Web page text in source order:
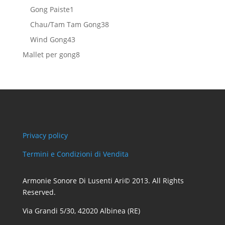
prodotti
Gong Paiste1
prodotto
Chau/Tam Tam Gong3838
Wind Gong4343
prodotti
Mallet per gong88
Privacy policy
Termini e Condizioni di Vendita
Armonie Sonore Di Lusenti Ari© 2013. All Rights
Reserved.
Via Grandi 5/30, 42020 Albinea (RE)